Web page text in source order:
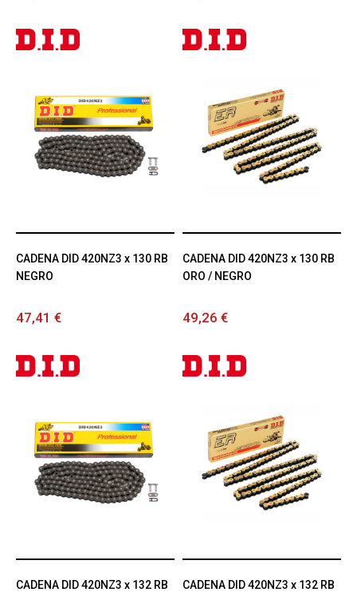
CADENA DID 420NZ3 x 130 RB
NEGRO
47,41 €
CADENA DID 420NZ3 x 130 RB
ORO / NEGRO
49,26 €
CADENA DID 420NZ3 x 132 RB
CADENA DID 420NZ3 x 132 RB